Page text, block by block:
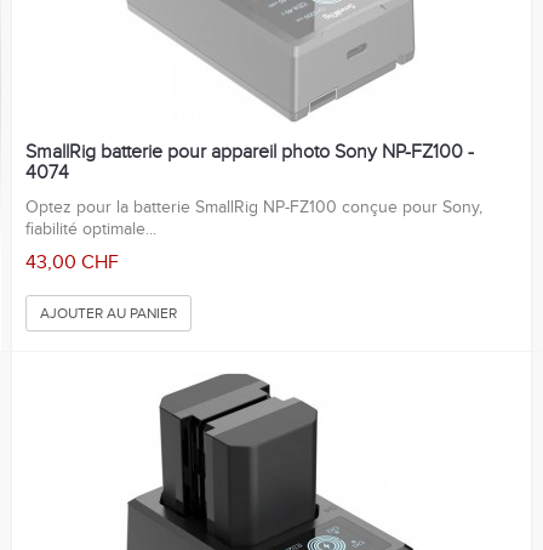
SmallRig batterie pour appareil photo Sony NP-FZ100 -
4074
Optez pour la batterie SmallRig NP-FZ100 conçue pour Sony,
fiabilité optimale...
43,00 CHF
AJOUTER AU PANIER